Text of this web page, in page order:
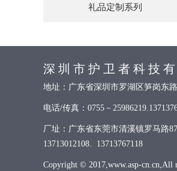
礼品定制系列
深 圳 市 护 卫 者 科 技 有
地址：广东省深圳市罗湖区笋岗东
电话/传真：0755－
厂址：广东省东莞市清溪镇罗马路
13713012108. 13713767118
Copyright © 2017,www.asp-cn.cn,All